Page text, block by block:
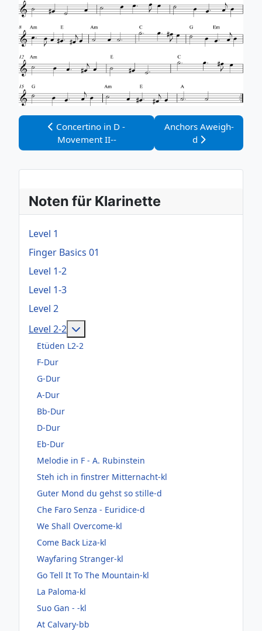
Vorheriger Beitrag: Concertino in D - Movement II--
Concertino in D -
Movement II--
Nächster Beitrag:
Anchors Aweigh-
d
Noten für Klarinette
Level 1
Finger Basics 01
Level 1-2
Level 1-3
Level 2
Level 2-2
Etüden L2-2
F-Dur
G-Dur
A-Dur
Bb-Dur
D-Dur
Eb-Dur
Melodie in F - A. Rubinstein
Steh ich in finstrer Mitternacht-kl
Guter Mond du gehst so stille-d
Che Faro Senza - Euridice-d
We Shall Overcome-kl
Come Back Liza-kl
Wayfaring Stranger-kl
Go Tell It To The Mountain-kl
La Paloma-kl
Suo Gan - -kl
At Calvary-bb